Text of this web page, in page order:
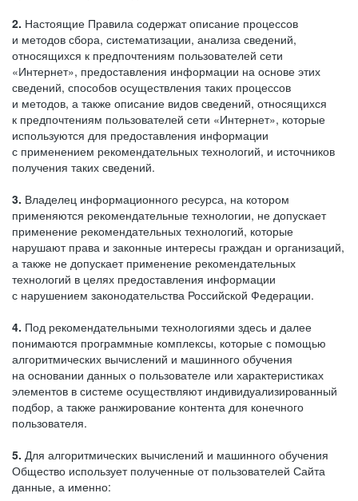
2. Настоящие Правила содержат описание процессов
и методов сбора, систематизации, анализа сведений,
относящихся к предпочтениям пользователей сети
«Интернет», предоставления информации на основе этих
сведений, способов осуществления таких процессов
и методов, а также описание видов сведений, относящихся
к предпочтениям пользователей сети «Интернет», которые
используются для предоставления информации
с применением рекомендательных технологий, и источников
получения таких сведений.
3. Владелец информационного ресурса, на котором
применяются рекомендательные технологии, не допускает
применение рекомендательных технологий, которые
нарушают права и законные интересы граждан и организаций,
а также не допускает применение рекомендательных
технологий в целях предоставления информации
с нарушением законодательства Российской Федерации.
4. Под рекомендательными технологиями здесь и далее
понимаются программные комплексы, которые с помощью
алгоритмических вычислений и машинного обучения
на основании данных о пользователе или характеристиках
элементов в системе осуществляют индивидуализированный
подбор, а также ранжирование контента для конечного
пользователя.
5. Для алгоритмических вычислений и машинного обучения
Общество использует полученные от пользователей Сайта
данные, а именно: